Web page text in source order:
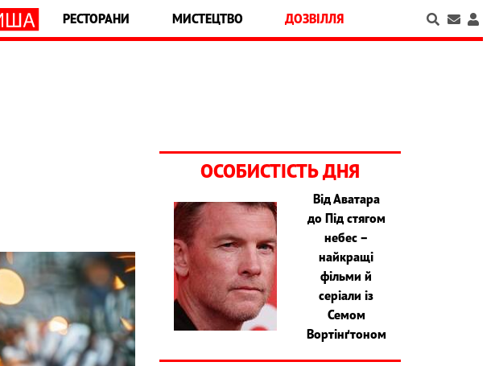
РЕСТОРАНИ МИСТЕЦТВО ДОЗВІЛЛЯ
ОСОБИСТІСТЬ ДНЯ
Від Аватара
до Під стягом
небес –
найкращі
фільми й
серіали із
Семом
Вортінґтоном